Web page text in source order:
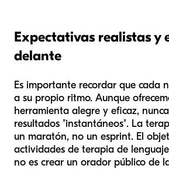
Expectativas realistas y
delante
Es importante recordar que cada
a su propio ritmo. Aunque
herramienta alegre y eficaz,
resultados "instantáneos". La
un maratón, no un esprint. El
actividades de terapia de
no es crear un orador público de